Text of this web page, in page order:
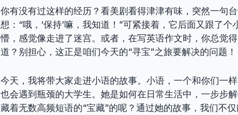
你有没有过这样的经历？看美剧看得津津有味，突然一句
想：“哦，‘保持’嘛，我知道！”可紧接着，它后面又跟了
懵，感觉像走进了迷宫。或者，在写英语作文时，你总觉
道？别担心，这正是咱们今天的“寻宝”之旅要解决的问题！
今天，我将带大家走进小语的故事。小语，一个和你们一
也会遇到瓶颈的大学生。她是如何在日常生活中，一步步
藏着无数高频短语的“宝藏”的呢？通过她的故事，我们不